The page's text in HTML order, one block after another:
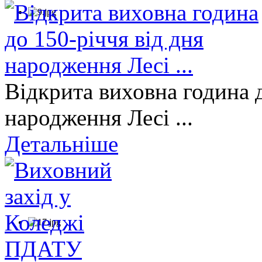
Відкрита виховна година
народження Лесі ...
Детальніше